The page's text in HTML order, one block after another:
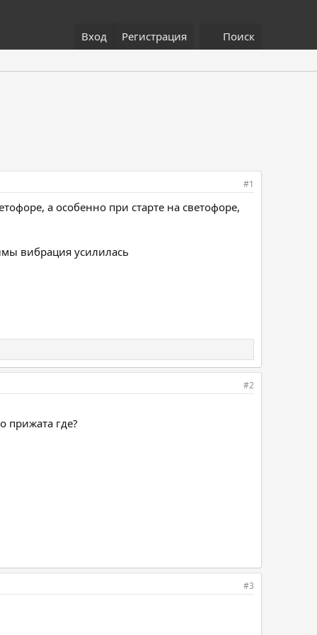
Вход Регистрация Поиск
#1
а особенно при старте на светофоре,
вибрация усилилась
#2
прижата где?
#3